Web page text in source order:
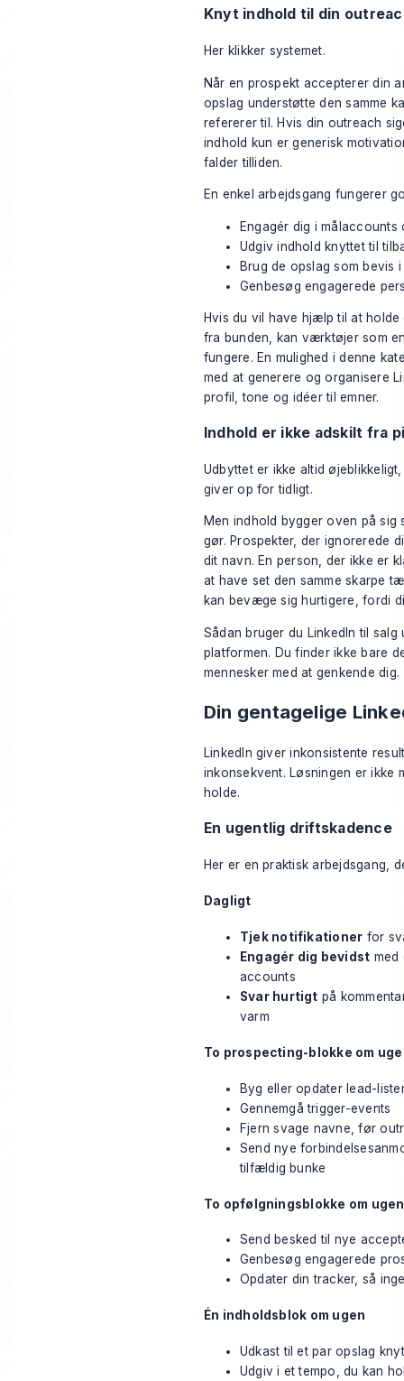
Knyt indhold til din
Her klikker systemet.
Når en prospekt accepterer din
opslag understøtte den samme
refererer til. Hvis din outreach
indhold kun er generisk
falder tilliden.
En enkel arbejdsgang fungerer
Engagér dig i målaccounts
Udgiv indhold knyttet til
Brug de opslag som bevis i
Genbesøg engagerede
Hvis du vil have hjælp til at
fra bunden, kan værktøjer som
fungere. En mulighed i denne
med at generere og organisere
profil, tone og idéer til emner.
Indhold er ikke adskilt fra
Udbyttet er ikke altid
giver op for tidligt.
Men indhold bygger oven på sig
gør. Prospekter, der ignorerede
dit navn. En person, der ikke er
at have set den samme skarpe
kan bevæge sig hurtigere, fordi
Sådan bruger du LinkedIn til
platformen. Du finder ikke bare
mennesker med at genkende dig.
Din gentagelige
LinkedIn giver inkonsistente
inkonsekvent. Løsningen er ikke
holde.
En ugentlig driftskadence
Her er en praktisk arbejdsgang,
Dagligt
Tjek notifikationer for
Engagér dig bevidst med
accounts
Svar hurtigt på
varm
To prospecting-blokke om
Byg eller opdater lead-
Gennemgå trigger-events
Fjern svage navne, før
Send nye
tilfældig bunke
To opfølgningsblokke om ugen
Send besked til nye
Genbesøg engagerede
Opdater din tracker, så
Én indholdsblok om ugen
Udkast til et par opslag
Udgiv i et tempo, du kan